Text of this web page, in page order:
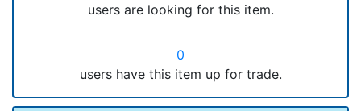
users are looking for this item.
0
users have this item up for trade.